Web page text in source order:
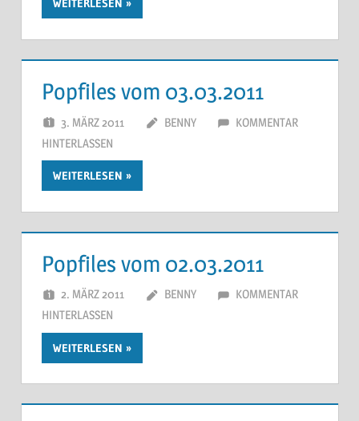
WEITERLESEN
Popfiles vom 03.03.2011
3. MÄRZ 2011 BENNY
KOMMENTAR
HINTERLASSEN
WEITERLESEN
Popfiles vom 02.03.2011
2. MÄRZ 2011 BENNY
KOMMENTAR
HINTERLASSEN
WEITERLESEN